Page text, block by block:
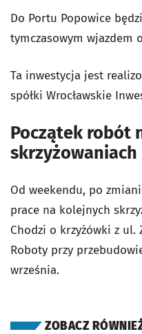
Do Portu Popowice
tymczasowym wjazdem
Ta inwestycja jest
spółki Wrocławskie
Początek robót
skrzyżowaniach
Od weekendu, po
prace na kolejnych
Chodzi o krzyżówki z ul.
Roboty przy
września.
ZOBACZ